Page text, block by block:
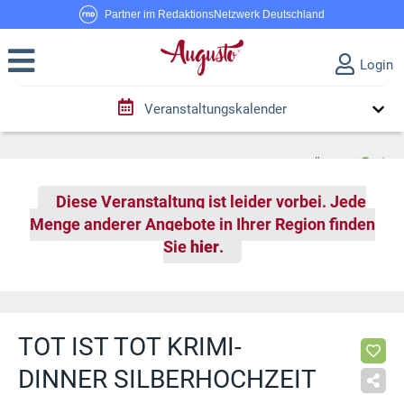
Partner im RedaktionsNetzwerk Deutschland
Login
Veranstaltungskalender
Diese Veranstaltung ist leider vorbei. Jede
Menge anderer Angebote in Ihrer Region finden
Sie hier.
TOT IST TOT KRIMI-
DINNER SILBERHOCHZEIT